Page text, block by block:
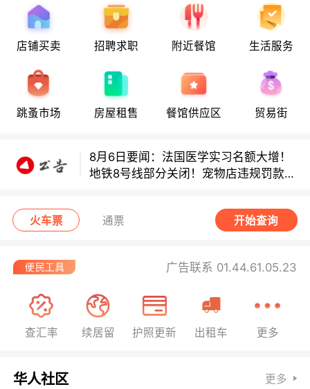
店铺买卖 招聘求职 附近餐馆 生活服务
跳蚤市场 房屋租售 餐馆供应区 贸易街
地铁8号线部分关闭！宠物店违规罚款出
巴黎地铁音乐家海选启动！
8月6日要闻：法国医学实习名额大增！
地铁8号线部分关闭！宠物店违规罚款出
巴黎地铁音乐家海选启动！
火车票 通票 开始查询
广告联系 01.44.61.05.23
查汇率 续居留 护照更新 出租车 更多
华人社区 更多